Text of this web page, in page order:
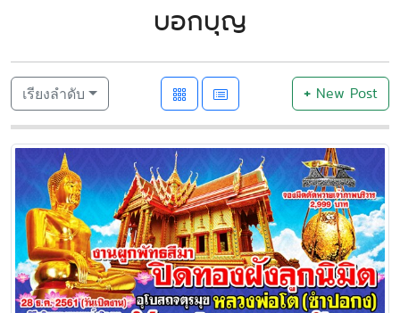
บอกบุญ
เรียงลำดับ +New Post